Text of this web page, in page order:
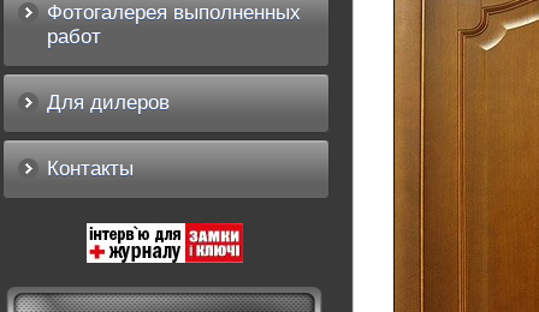
Фотогалерея выполненных
работ
Для дилеров
Контакты